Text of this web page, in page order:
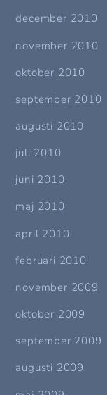
december 2010
november 2010
oktober 2010
september 2010
augusti 2010
juli 2010
juni 2010
maj 2010
april 2010
februari 2010
november 2009
oktober 2009
september 2009
augusti 2009